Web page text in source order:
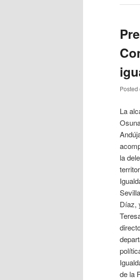
Posted
La
la
Díaz,
de la